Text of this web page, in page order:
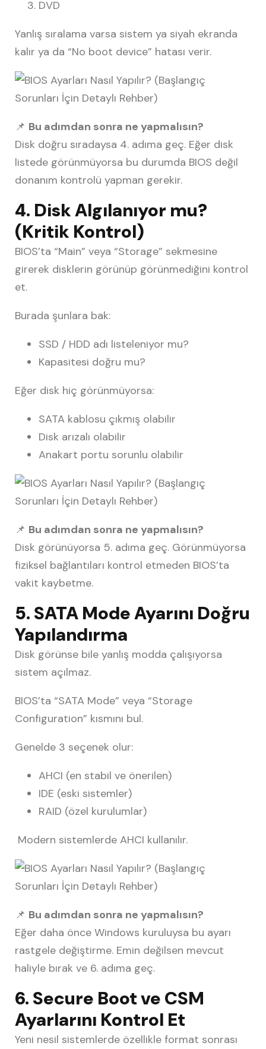
DVD
Yanlış sıralama varsa sistem ya siyah ekranda
kalır ya da “No boot device” hatası verir.
📌 Bu adımdan sonra ne yapmalısın?
Disk doğru sıradaysa 4. adıma geç. Eğer disk
listede görünmüyorsa bu durumda BIOS değil
donanım kontrolü yapman gerekir.
4. Disk Algılanıyor mu?
(Kritik Kontrol)
BIOS’ta “Main” veya “Storage” sekmesine
girerek disklerin görünüp görünmediğini kontrol
et.
Burada şunlara bak:
SSD / HDD adı listeleniyor mu?
Kapasitesi doğru mu?
Eğer disk hiç görünmüyorsa:
SATA kablosu çıkmış olabilir
Disk arızalı olabilir
Anakart portu sorunlu olabilir
📌 Bu adımdan sonra ne yapmalısın?
Disk görünüyorsa 5. adıma geç. Görünmüyorsa
fiziksel bağlantıları kontrol etmeden BIOS’ta
vakit kaybetme.
5. SATA Mode Ayarını Doğru
Yapılandırma
Disk görünse bile yanlış modda çalışıyorsa
sistem açılmaz.
BIOS’ta “SATA Mode” veya “Storage
Configuration” kısmını bul.
Genelde 3 seçenek olur:
AHCI (en stabil ve önerilen)
IDE (eski sistemler)
RAID (özel kurulumlar)
Modern sistemlerde AHCI kullanılır.
📌 Bu adımdan sonra ne yapmalısın?
Eğer daha önce Windows kuruluysa bu ayarı
rastgele değiştirme. Emin değilsen mevcut
haliyle bırak ve 6. adıma geç.
6. Secure Boot ve CSM
Ayarlarını Kontrol Et
Yeni nesil sistemlerde özellikle format sonrası